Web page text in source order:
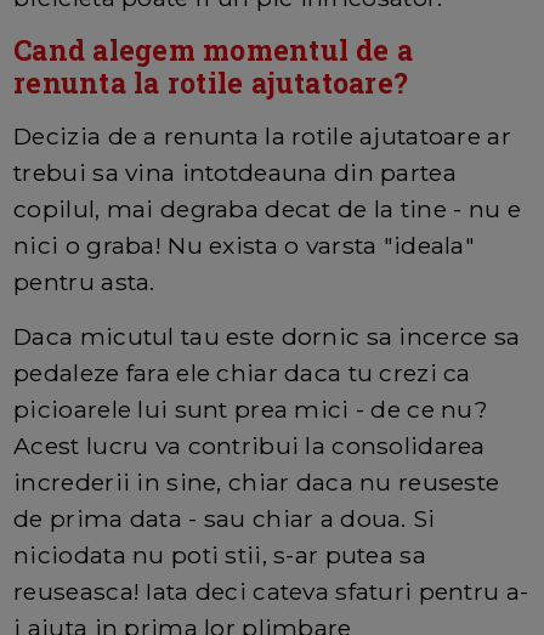
Cand alegem momentul de a
renunta la rotile ajutatoare?
Decizia de a renunta la rotile ajutatoare ar
trebui sa vina intotdeauna din partea
copilul, mai degraba decat de la tine - nu e
nici o graba! Nu exista o varsta "ideala"
pentru asta.
Daca micutul tau este dornic sa incerce sa
pedaleze fara ele chiar daca tu crezi ca
picioarele lui sunt prea mici - de ce nu?
Acest lucru va contribui la consolidarea
increderii in sine, chiar daca nu reuseste
de prima data - sau chiar a doua. Si
niciodata nu poti stii, s-ar putea sa
reuseasca! Iata deci cateva sfaturi pentru a-
i ajuta in prima lor plimbare